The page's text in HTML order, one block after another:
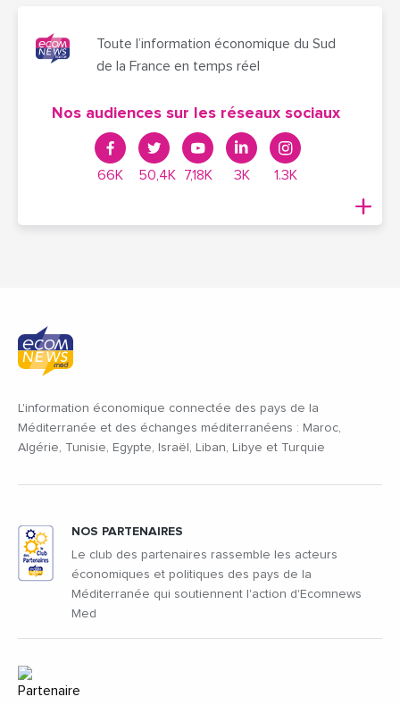
Toute l’information économique du Sud
de la France en temps réel
Nos audiences sur les réseaux sociaux
66K 50,4K 7,18K 3K 1.3K
L'information économique connectée des pays de la
Méditerranée et des échanges méditerranéens : Maroc,
Algérie, Tunisie, Egypte, Israël, Liban, Libye et Turquie
NOS PARTENAIRES
Le club des partenaires rassemble les acteurs
économiques et politiques des pays de la
Méditerranée qui soutiennent l'action d'Ecomnews
Med